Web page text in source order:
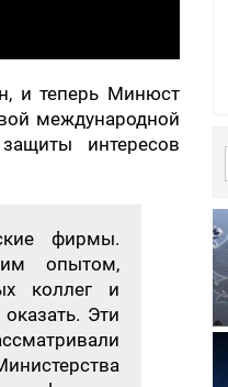
и теперь Минюст
международной
интересов
фирмы.
опытом,
коллег и
Эти